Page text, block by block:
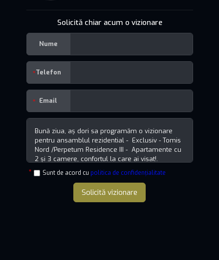
Solicită chiar acum o vizionare
Nume
Telefon
Email
Sunt de acord cu politica de confidențialitate
Solicită vizionare